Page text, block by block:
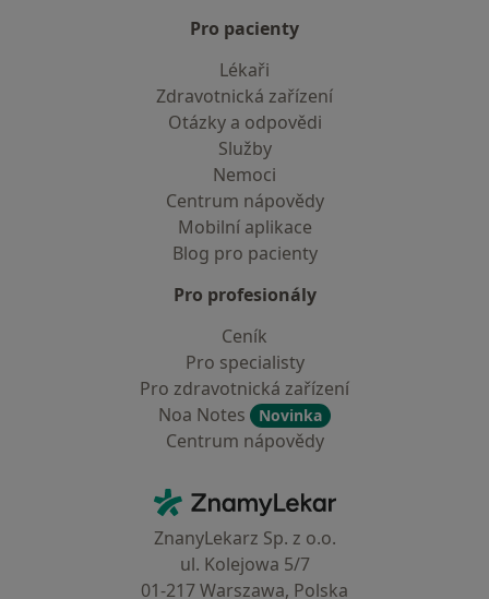
Pro pacienty
Lékaři
Zdravotnická zařízení
Otázky a odpovědi
Služby
Nemoci
Centrum nápovědy
Mobilní aplikace
Blog pro pacienty
Pro profesionály
Ceník
Pro specialisty
Pro zdravotnická zařízení
Noa Notes
Novinka
Centrum nápovědy
ZnamyLekar - Hlavní stránka
ZnanyLekarz Sp. z o.o.
ul. Kolejowa 5/7
01-217 Warszawa, Polska